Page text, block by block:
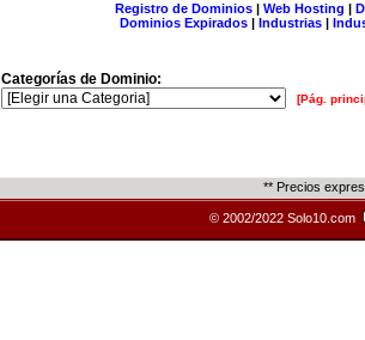
Registro de Dominios| Web Hosting |
Dominios Expirados | Industrias |
Categorías de Dominio:
[Pág.
** Precios
© 2002/2022 Solo10.com